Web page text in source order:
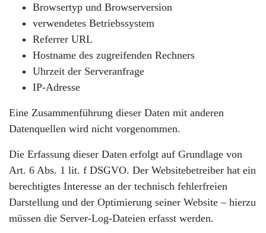
Browsertyp und Browserversion
verwendetes Betriebssystem
Referrer URL
Hostname des zugreifenden Rechners
Uhrzeit der Serveranfrage
IP-Adresse
Eine Zusammenführung dieser Daten mit anderen
Datenquellen wird nicht vorgenommen.
Die Erfassung dieser Daten erfolgt auf Grundlage von
Art. 6 Abs. 1 lit. f DSGVO. Der Websitebetreiber hat ein
berechtigtes Interesse an der technisch fehlerfreien
Darstellung und der Optimierung seiner Website – hierzu
müssen die Server-Log-Dateien erfasst werden.